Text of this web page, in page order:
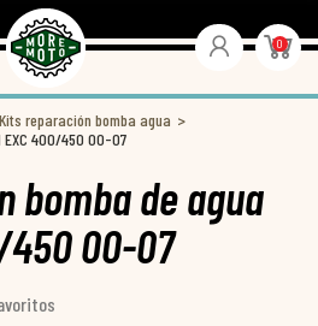
0
Kits reparación bomba agua
EXC 400/450 00-07
bomba de agua
450 00-07